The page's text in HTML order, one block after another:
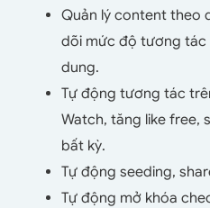
Quản lý content theo
dõi mức độ tương tác
dung.
Tự động tương tác
Watch, tăng like free,
bất kỳ.
Tự động seeding,
Tự động mở khóa